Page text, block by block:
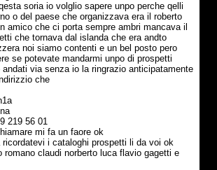
soria io volglio sapere unpo perche qelli
o del paese che organizzava era il roberto
amico che ci porta sempre ambri mancava il
che tornava dal islanda che era andto
noi siamo contenti e un bel posto pero
se potevate mandarmi unpo di prospetti
andati via senza io la ringrazio anticipatamente
che
219 56 01
mi fa un faore ok
ricordatevi i cataloghi prospetti li da voi ok
romano claudi norberto luca flavio gagetti e